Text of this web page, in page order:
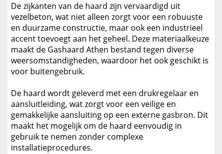
De zijkanten van de haard zijn vervaardigd uit
vezelbeton, wat niet alleen zorgt voor een robuuste
en duurzame constructie, maar ook een industrieel
accent toevoegt aan het geheel. Deze materiaalkeuze
maakt de Gashaard Athen bestand tegen diverse
weersomstandigheden, waardoor het ook geschikt is
voor buitengebruik.
De haard wordt geleverd met een drukregelaar en
aansluitleiding, wat zorgt voor een veilige en
gemakkelijke aansluiting op een externe gasbron. Dit
maakt het mogelijk om de haard eenvoudig in
gebruik te nemen zonder complexe
installatieprocedures.